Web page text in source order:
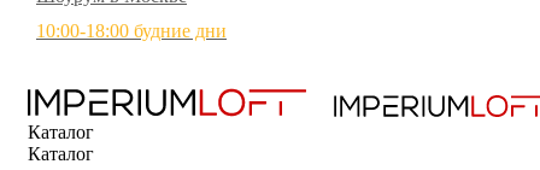
10:00-18:00 будние дни
Каталог
Каталог